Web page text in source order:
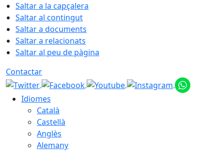
Saltar a la capçalera
Saltar al contingut
Saltar a documents
Saltar a relacionats
Saltar al peu de pàgina
Contactar
Idiomes
Català
Castellà
Anglès
Alemany